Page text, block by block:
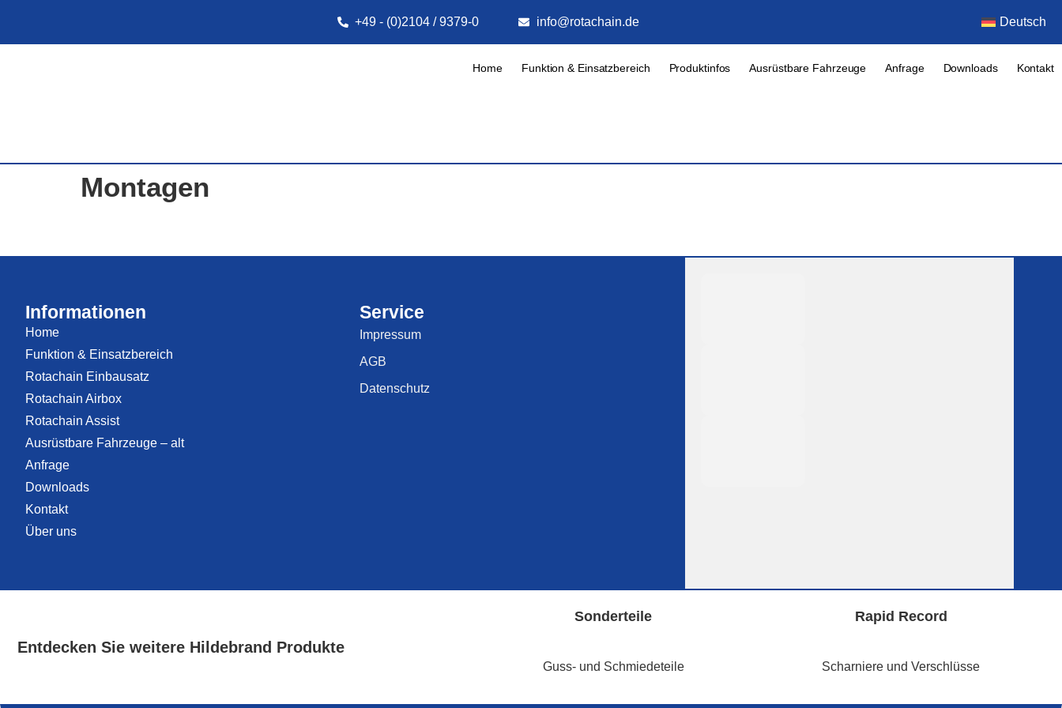
Deutsch
+49 - (0)2104 / 9379-0 info@rotachain.de
Home Funktion & Einsatzbereich Produktinfos Ausrüstbare Fahrzeuge Anfrage Downloads Kontakt
Montagen
Informationen
Home
Funktion & Einsatzbereich
Rotachain Einbausatz
Rotachain Airbox
Rotachain Assist
Ausrüstbare Fahrzeuge – alt
Anfrage
Downloads
Kontakt
Über uns
Service
Impressum
AGB
Datenschutz
Entdecken Sie weitere Hildebrand Produkte
Sonderteile
Guss- und Schmiedeteile
Rapid Record
Scharniere und Verschlüsse